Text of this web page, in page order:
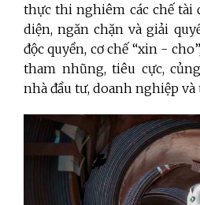
thực thi nghiêm các chế tài
diện, ngăn chặn và giải
độc quyền, cơ chế “xin -
tham nhũng, tiêu cực,
nhà đầu tư, doanh nghiệp và